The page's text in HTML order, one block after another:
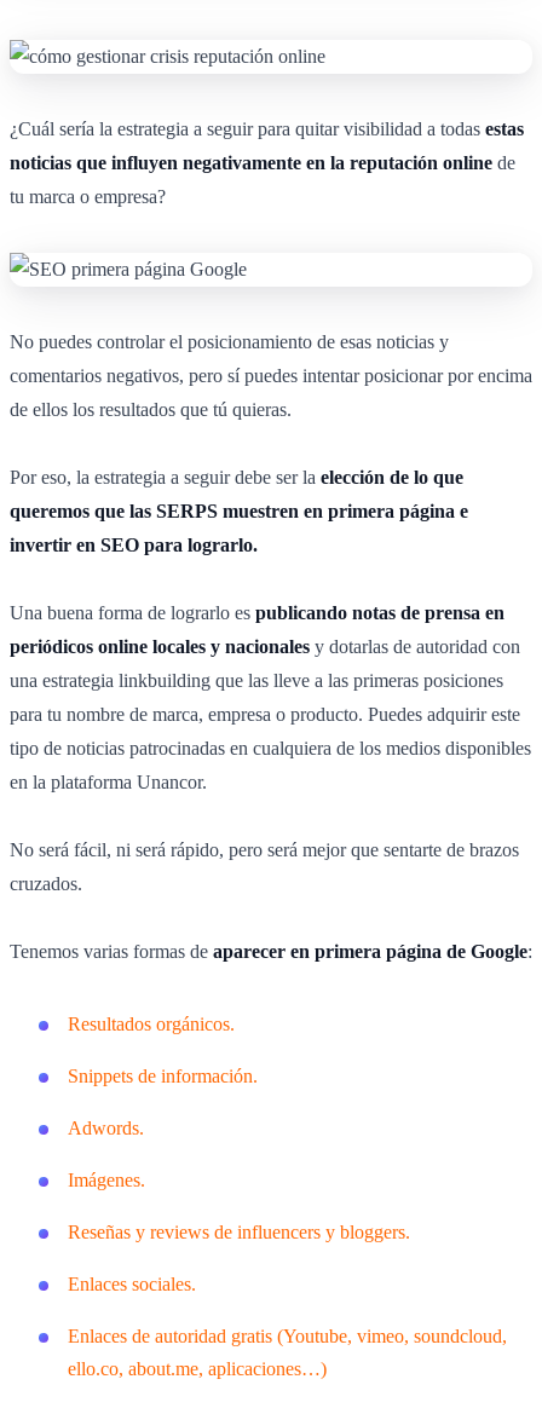
¿Cuál sería la estrategia a seguir para quitar visibilidad a todas estas
noticias que influyen negativamente en la reputación online de
tu marca o empresa?
No puedes controlar el posicionamiento de esas noticias y
comentarios negativos, pero sí puedes intentar posicionar por encima
de ellos los resultados que tú quieras.
Por eso, la estrategia a seguir debe ser la elección de lo que
queremos que las SERPS muestren en primera página e
invertir en SEO para lograrlo.
Una buena forma de lograrlo es publicando notas de prensa en
periódicos online locales y nacionales y dotarlas de autoridad con
una estrategia linkbuilding que las lleve a las primeras posiciones
para tu nombre de marca, empresa o producto. Puedes adquirir este
tipo de noticias patrocinadas en cualquiera de los medios disponibles
en la plataforma Unancor.
No será fácil, ni será rápido, pero será mejor que sentarte de brazos
cruzados.
Tenemos varias formas de aparecer en primera página de Google:
Resultados orgánicos.
Snippets de información.
Adwords.
Imágenes.
Reseñas y reviews de influencers y bloggers.
Enlaces sociales.
Enlaces de autoridad gratis (Youtube, vimeo, soundcloud,
ello.co, about.me, aplicaciones…)